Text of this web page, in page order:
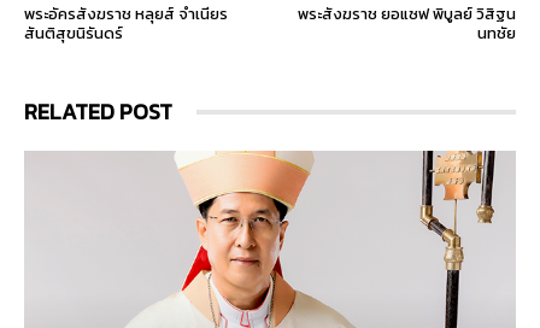
พระอัครสังฆราช หลุยส์ จำเนียร
สันติสุขนิรันดร์
พระสังฆราช ยอแซฟ พิบูลย์ วิสิฐน
นทชัย
RELATED POST